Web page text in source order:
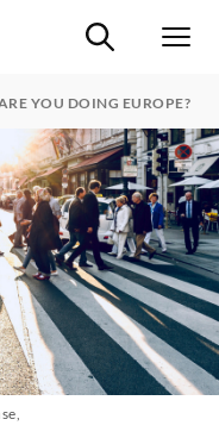
Suche ein-/
YOU DOING EUROPE?